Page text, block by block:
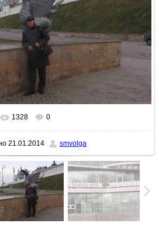
размере 1600x900
1328 0
21.01.2014 smvolga